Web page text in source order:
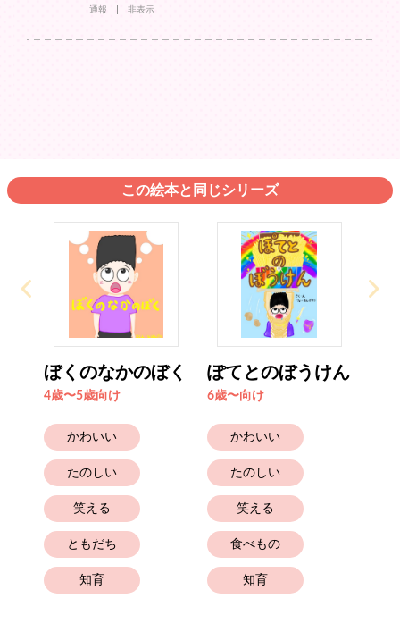
通報 非表示
この絵本と同じシリーズ
ぼくのなかのぼく
4歳〜5歳向け
かわいい
たのしい
笑える
ともだち
知育
ぽてとのぼうけん
6歳〜向け
かわいい
たのしい
笑える
食べもの
知育